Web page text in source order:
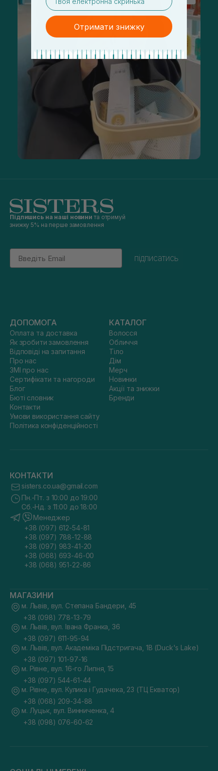
Підпишись на наші новини та отримуй
знижку 5% на перше замовлення
Email
підписатись
ДОПОМОГА
Оплата та доставка
Як зробити замовлення
Відповіді на запитання
Про нас
ЗМІ про нас
Сертифікати та нагороди
Блог
Бюті словник
Контакти
Умови використання сайту
Політика конфіденційності
КАТАЛОГ
Волосся
Обличчя
Тіло
Дім
Мерч
Новинки
Акції та знижки
Бренди
КОНТАКТИ
sisters.co.ua@gmail.com
Пн.-Пт. з 10:00 до 19:00
Сб.-Нд. з 11:00 до 18:00
Менеджер
+38 (097) 612-54-81
+38 (097) 788-12-88
+38 (097) 983-41-20
+38 (068) 693-46-00
+38 (068) 951-22-86
МАГАЗИНИ
м. Львів, вул. Степана Бандери, 45
+38 (098) 778-13-79
м. Львів, вул. Івана Франка, 36
+38 (097) 611-95-94
м. Львів, вул. Академіка Підстригача, 1В (Duck's Lake)
+38 (097) 101-97-16
м. Рівне, вул. 16-го Липня, 15
+38 (097) 544-61-44
м. Рівне, вул. Кулика і Гудачека, 23 (ТЦ Екватор)
+38 (068) 209-34-88
м. Луцьк, вул. Винниченка, 4
+38 (098) 076-60-62
Отримати знижку